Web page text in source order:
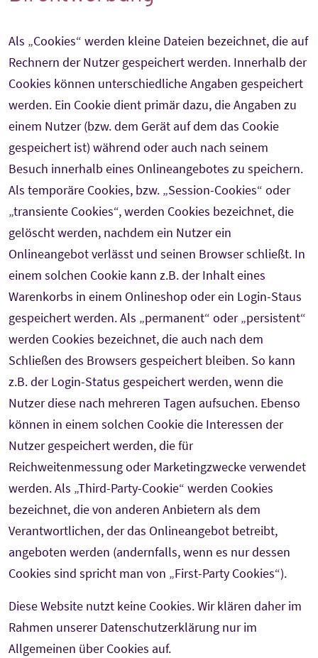
Als „Cookies“ werden kleine Dateien bezeichnet, die auf
Rechnern der Nutzer gespeichert werden. Innerhalb der
Cookies können unterschiedliche Angaben gespeichert
werden. Ein Cookie dient primär dazu, die Angaben zu
einem Nutzer (bzw. dem Gerät auf dem das Cookie
gespeichert ist) während oder auch nach seinem
Besuch innerhalb eines Onlineangebotes zu speichern.
Als temporäre Cookies, bzw. „Session-Cookies“ oder
„transiente Cookies“, werden Cookies bezeichnet, die
gelöscht werden, nachdem ein Nutzer ein
Onlineangebot verlässt und seinen Browser schließt. In
einem solchen Cookie kann z.B. der Inhalt eines
Warenkorbs in einem Onlineshop oder ein Login-Staus
gespeichert werden. Als „permanent“ oder „persistent“
werden Cookies bezeichnet, die auch nach dem
Schließen des Browsers gespeichert bleiben. So kann
z.B. der Login-Status gespeichert werden, wenn die
Nutzer diese nach mehreren Tagen aufsuchen. Ebenso
können in einem solchen Cookie die Interessen der
Nutzer gespeichert werden, die für
Reichweitenmessung oder Marketingzwecke verwendet
werden. Als „Third-Party-Cookie“ werden Cookies
bezeichnet, die von anderen Anbietern als dem
Verantwortlichen, der das Onlineangebot betreibt,
angeboten werden (andernfalls, wenn es nur dessen
Cookies sind spricht man von „First-Party Cookies“).
Diese Website nutzt keine Cookies. Wir klären daher im
Rahmen unserer Datenschutzerklärung nur im
Allgemeinen über Cookies auf.